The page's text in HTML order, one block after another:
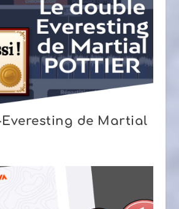
de Martial